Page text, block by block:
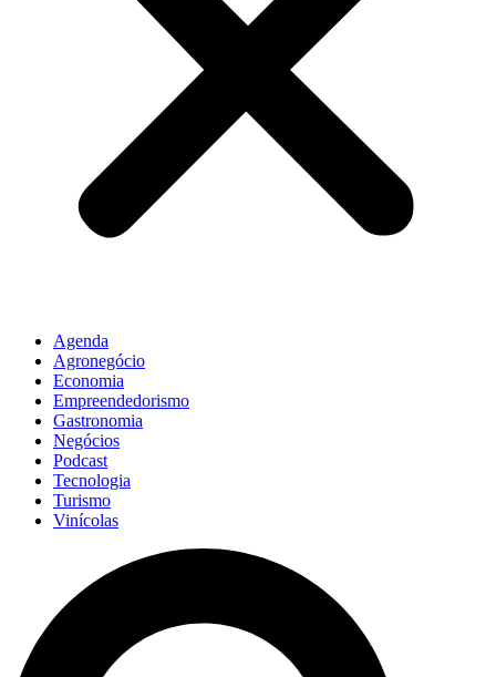
Agenda
Agronegócio
Economia
Empreendedorismo
Gastronomia
Negócios
Podcast
Tecnologia
Turismo
Vinícolas